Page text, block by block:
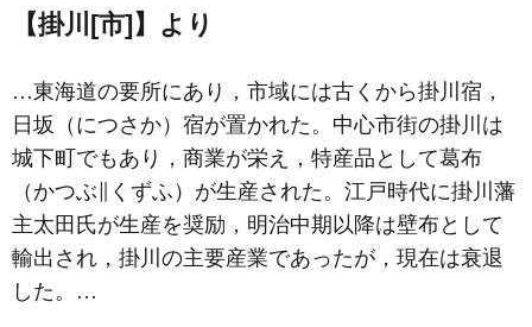
【掛川[市]】より
…東海道の要所にあり，市域には古くから掛川宿，
日坂 （につさか）宿が置かれた。中心市街の掛川は
城下町でもあり，商業が栄え，特産品として葛布
（かつぶ∥くずふ）が生産された。江戸時代に掛川藩
主太田氏が生産を奨励，明治中期以降は壁布として
輸出され，掛川の主要産業であったが，現在は衰退
した。…